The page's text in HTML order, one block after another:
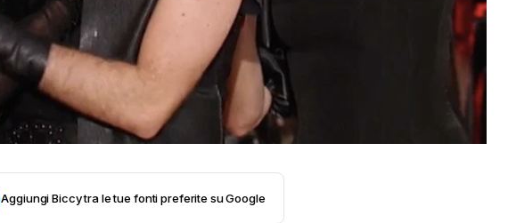
Aggiungi Biccy tra le tue fonti preferite su Google